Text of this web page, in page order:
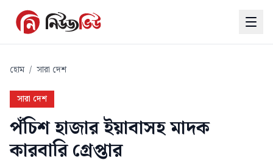
হোম / সারা দেশ
সারা দেশ
পঁচিশ হাজার ইয়াবাসহ মাদক
কারবারি গ্রেপ্তার